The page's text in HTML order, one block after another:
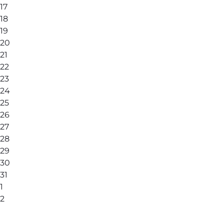
17
18
19
20
21
22
23
24
25
26
27
28
29
30
31
1
2